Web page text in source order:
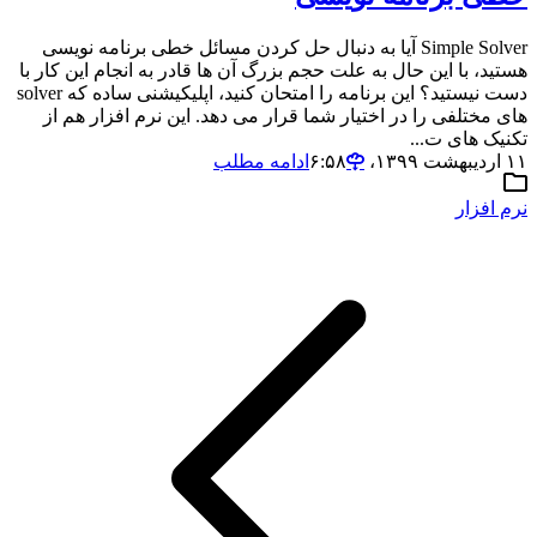
Simple Solver آیا به دنبال حل کردن مسائل خطی برنامه نویسی
هستید، با این حال به علت حجم بزرگ آن ها قادر به انجام این کار با
دست نیستید؟ این برنامه را امتحان کنید، اپلیکیشنی ساده که solver
های مختلفی را در اختیار شما قرار می دهد. این نرم افزار هم از
تکنیک های ت...
۱۱ اردیبهشت ۱۳۹۹،‏ ۶:۵۸
ادامه مطلب
نرم افزار